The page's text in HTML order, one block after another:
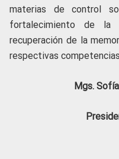
materias de control
fortalecimiento de
recuperación de la
respectivas
Mgs.